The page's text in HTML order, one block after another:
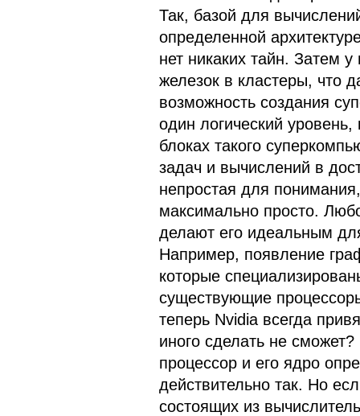
Так, базой для
определенной
нет никаких тайн. Затем
железок в кластеры, что
возможность создания
один логический
блоках такого
задач и вычислений в
непростая для
максимально просто.
делают его идеальным
Например, появление
которые
существующие
теперь Nvidia всегда
иного сделать не
процессор и его ядро
действительно так. Но
состоящих из